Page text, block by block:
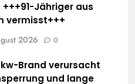
+++91-Jähriger aus
vermisst+++
2026 0
Brand verursacht
und lange